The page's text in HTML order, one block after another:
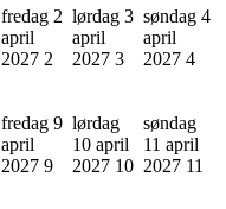
fredag 2
april
2027 2
lørdag 3
april
2027 3
søndag 4
april
2027 4
fredag 9
april
2027 9
lørdag
10 april
2027 10
søndag
11 april
2027 11